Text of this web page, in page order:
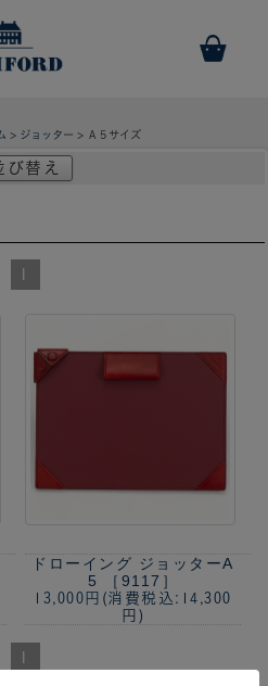
> ジョッター > Ａ５サイズ
び替え
1
ドローイング ジョッターA
5 ［9117］
13,000円 (消費税込:14,300
円)
1